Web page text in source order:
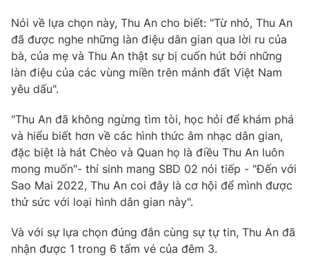
Nói về lựa chọn này, Thu An cho biết: "Từ nhỏ, Thu An
đã được nghe những làn điệu dân gian qua lời ru của
bà, của mẹ và Thu An thật sự bị cuốn hút bởi những
làn điệu của các vùng miền trên mảnh đất Việt Nam
yêu dấu".
"Thu An đã không ngừng tìm tòi, học hỏi để khám phá
và hiểu biết hơn về các hình thức âm nhạc dân gian,
đặc biệt là hát Chèo và Quan họ là điều Thu An luôn
mong muốn"- thí sinh mang SBD 02 nói tiếp - "Đến với
Sao Mai 2022, Thu An coi đây là cơ hội để mình được
thử sức với loại hình dân gian này".
Và với sự lựa chọn đúng đắn cùng sự tự tin, Thu An đã
nhận được 1 trong 6 tấm vé của đêm 3.